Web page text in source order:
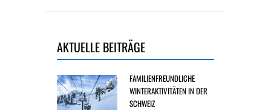
AKTUELLE BEITRÄGE
FAMILIENFREUNDLICHE
WINTERAKTIVITÄTEN IN DER
SCHWEIZ